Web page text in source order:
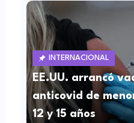
INTERNACIONAL
EE.UU. arrancó
anticovid de
12 y 15 años